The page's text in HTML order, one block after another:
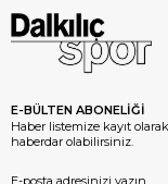
E-BÜLTEN ABONELİĞİ
Haber listemize kayıt
haberdar olabilirsiniz.